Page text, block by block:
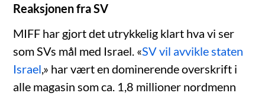
Reaksjonen fra SV
MIFF har gjort det utrykkelig klart hva vi ser
som SVs mål med Israel. «SV vil avvikle staten
Israel ,» har vært en dominerende overskrift i
alle magasin som ca. 1,8 millioner nordmenn